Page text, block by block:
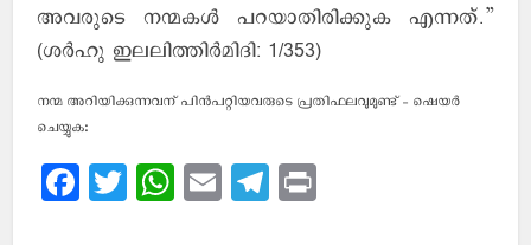
അവരുടെ നന്മകള്‍ പറയാതിരിക്കുക എന്നത്.”
(ശര്‍ഹു ഇലലിത്തിര്‍മിദി: 1/353)
നന്മ അറിയിക്കുന്നവന് പിന്‍പറ്റിയവരുടെ പ്രതിഫലവുമുണ്ട് - ഷെയര്‍
ചെയ്യുക:
Facebook
TwitterWhatsApp
EmailTelegram